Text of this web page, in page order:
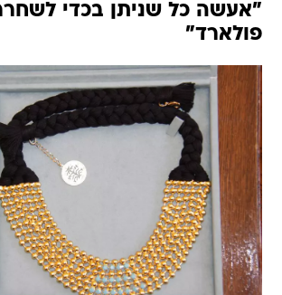
"אעשה כל שניתן בכדי
פולארד"